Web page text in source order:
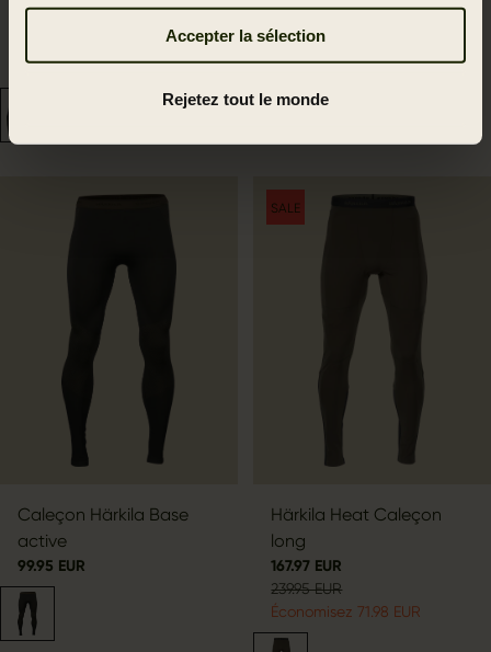
Accepter la sélection
Rejetez tout le monde
Col rond Härkila Base
104.95 EUR
Härkila Base All Season
side zip Caleçon
159.95 EUR
Caleçon Härkila Base
active
99.95 EUR
SALE
Härkila Heat Caleçon
long
167.97 EUR
239.95 EUR
Économisez 71.98 EUR